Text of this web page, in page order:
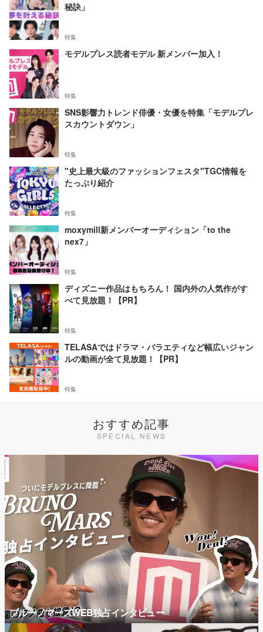
秘訣」
特集
モデルプレス読者モデル 新メンバー加入！
特集
SNS影響力トレンド俳優・女優を特集「モデルプレ
スカウントダウン」
特集
"史上最大級のファッションフェスタ"TGC情報を
たっぷり紹介
特集
moxymill新メンバーオーディション「to the
nex7」
特集
ディズニー作品はもちろん！ 国内外の人気作がす
べて見放題！【PR】
特集
TELASAではドラマ・バラエティなど幅広いジャン
ルの動画が全て見放題！【PR】
特集
おすすめ記事
SPECIAL NEWS
ブルーノマーズWEB独占インタビュー